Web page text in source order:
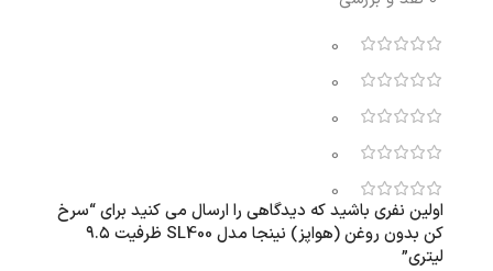
0
0
0
0
0
اولین نفری باشید که دیدگاهی را ارسال می کنید برای “سرخ
کن بدون روغن (هواپز) نینجا مدل SL400 ظرفیت ۹.۵
لیتری”